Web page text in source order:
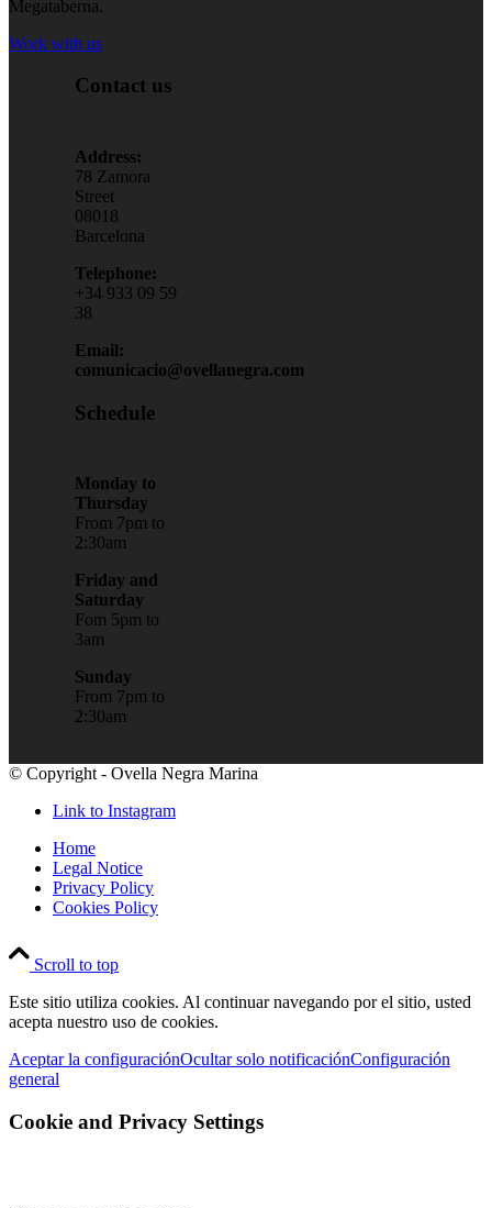
Megataberna.
Work with us
Contact us
Address:
78 Zamora
Street
08018
Barcelona
Telephone:
+34 933 09 59
38
Email:
comunicacio@ovellanegra.com
Schedule
Monday to
Thursday
From 7pm to
2:30am
Friday and
Saturday
Fom 5pm to
3am
Sunday
From 7pm to
2:30am
© Copyright - Ovella Negra Marina
Link to Instagram
Home
Legal Notice
Privacy Policy
Cookies Policy
Scroll to top
Este sitio utiliza cookies. Al continuar navegando por el sitio, usted
acepta nuestro uso de cookies.
Aceptar la configuraciónOcultar solo notificaciónConfiguración
general
Cookie and Privacy Settings